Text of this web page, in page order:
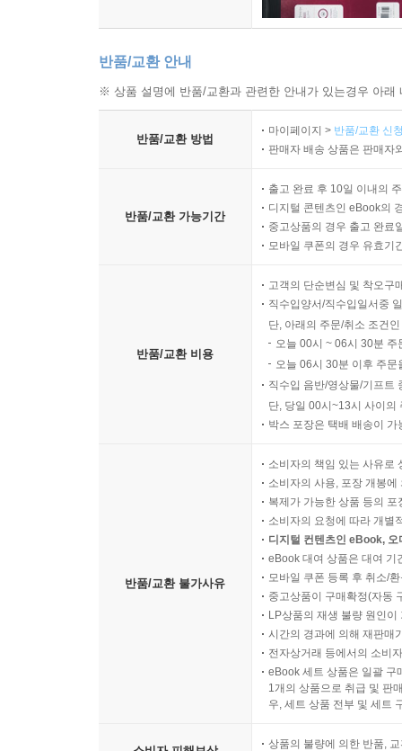
반품/교환 안내
※ 상품 설명에 반품/교환과 관련한 안내가 있는경우 아
반품/교환 방법
마이페이지 > 반품/교환 신
판매자 배송 상품은 판매자
반품/교환 가능기간
출고 완료 후 10일 이내의
디지털 콘텐츠인 eBook의
중고상품의 경우 출고 완료
모바일 쿠폰의 경우 유효기
반품/교환 비용
고객의 단순변심 및 착오구
직수입양서/직수입일서중
단, 아래의 주문/취소 조건
오늘 00시 ~ 06시 30분
오늘 06시 30분 이후 주
직수입 음반/영상물/기프트
단, 당일 00시~13시 사이의
박스 포장은 택배 배송이
반품/교환 불가사유
소비자의 책임 있는 사유로
소비자의 사용, 포장 개봉
복제가 가능한 상품 등의
소비자의 요청에 따라 개별
디지털 컨텐츠인 eBook,
eBook 대여 상품은 대여 기
모바일 쿠폰 등록 후 취소/
중고상품이 구매확정(자동
LP상품의 재생 불량 원인
시간의 경과에 의해 재판매
전자상거래 등에서의 소비
eBook 세트 상품은 일괄 구
1개의 상품으로 취급 및 판
우, 세트 상품 전부 및 세트
상품의 불량에 의한 반품,